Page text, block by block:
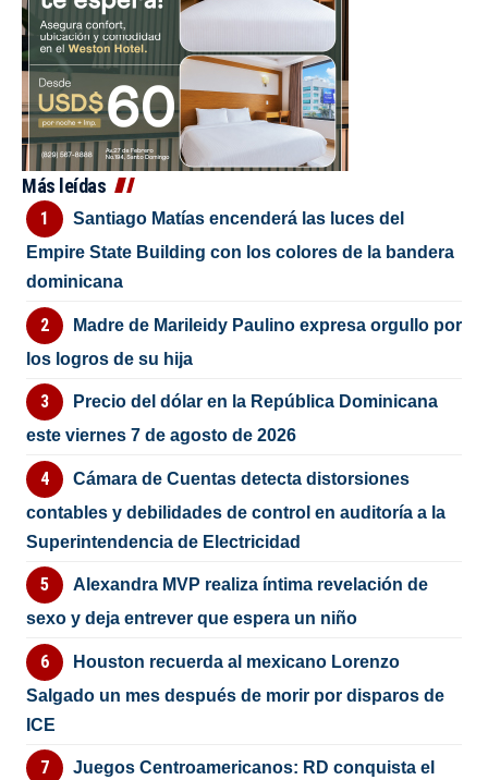
Más leídas
Santiago Matías encenderá las luces del
Empire State Building con los colores de la bandera
dominicana
Madre de Marileidy Paulino expresa orgullo por
los logros de su hija
Precio del dólar en la República Dominicana
este viernes 7 de agosto de 2026
Cámara de Cuentas detecta distorsiones
contables y debilidades de control en auditoría a la
Superintendencia de Electricidad
Alexandra MVP realiza íntima revelación de
sexo y deja entrever que espera un niño
Houston recuerda al mexicano Lorenzo
Salgado un mes después de morir por disparos de
ICE
Juegos Centroamericanos: RD conquista el